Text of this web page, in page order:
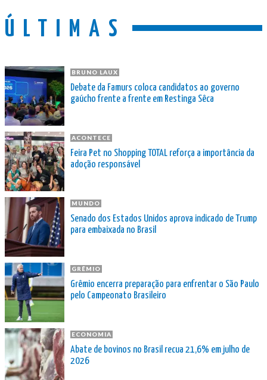
ÚLTIMAS
BRUNO LAUX
Debate da Famurs coloca candidatos ao governo
gaúcho frente a frente em Restinga Sêca
ACONTECE
Feira Pet no Shopping TOTAL reforça a importância da
adoção responsável
MUNDO
Senado dos Estados Unidos aprova indicado de Trump
para embaixada no Brasil
GRÊMIO
Grêmio encerra preparação para enfrentar o São Paulo
pelo Campeonato Brasileiro
ECONOMIA
Abate de bovinos no Brasil recua 21,6% em julho de
2026